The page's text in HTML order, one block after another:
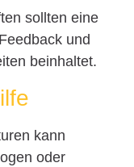
sollten eine
und
beinhaltet.
kann
oder